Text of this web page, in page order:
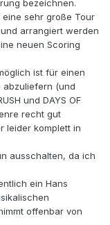
bezeichnen.
sehr große Tour
arrangiert werden
neuen Scoring
ist für einen
abzuliefern (und
und DAYS OF
recht gut
leider komplett in
ausschalten, da ich
ein Hans
offenbar von